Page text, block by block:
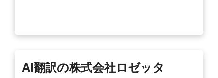
AI翻訳の株式会社ロゼッタ